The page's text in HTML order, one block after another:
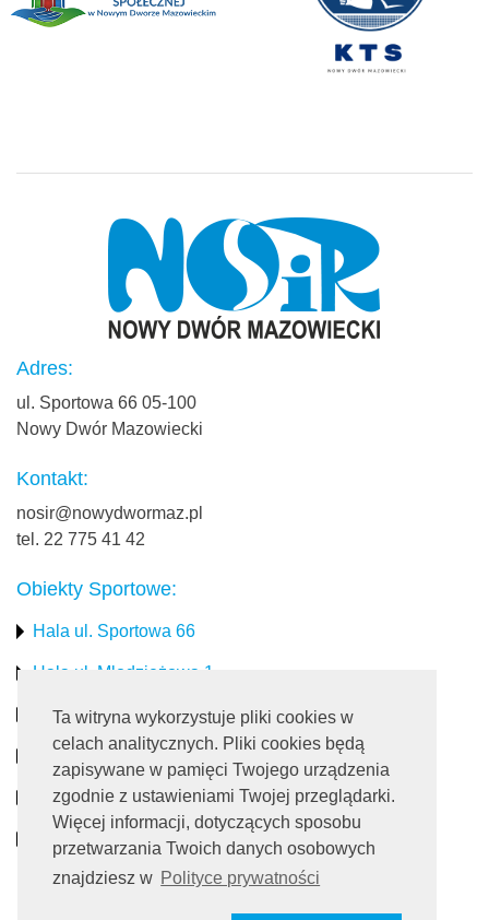
Ta witryna wykorzystuje pliki cookies w
celach analitycznych. Pliki cookies będą
zapisywane w pamięci Twojego urządzenia
zgodnie z ustawieniami Twojej przeglądarki.
Więcej informacji, dotyczących sposobu
przetwarzania Twoich danych osobowych
znajdziesz w Polityce prywatności
Adres:
ul. Sportowa 66 05-100
Nowy Dwór Mazowiecki
Kontakt:
nosir@nowydwormaz.pl
tel. 22 775 41 42
Obiekty Sportowe:
Hala ul. Sportowa 66
Hala ul. Młodzieżowa 1
Stadion miejski
Obiekty rekreacyjne
Pływalnia
Turystyka
Dołącz do nas: